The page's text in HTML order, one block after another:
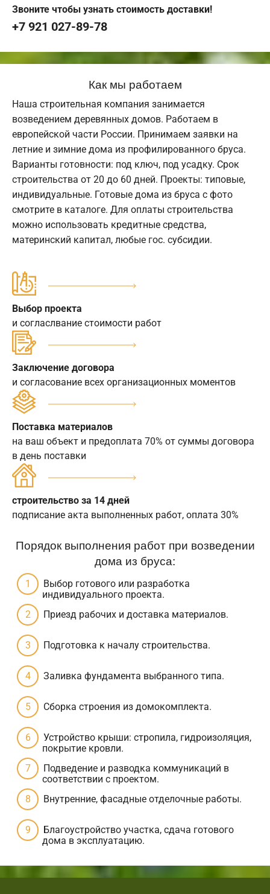
Звоните чтобы узнать стоимость доставки!
+7 921 027-89-78
Как мы работаем
Наша строительная компания занимается
возведением деревянных домов. Работаем в
европейской части России. Принимаем заявки на
летние и зимние дома из профилированного бруса.
Варианты готовности: под ключ, под усадку. Срок
строительства от 20 до 60 дней. Проекты: типовые,
индивидуальные. Готовые дома из бруса с фото
смотрите в каталоге. Для оплаты строительства
можно использовать кредитные средства,
материнский капитал, любые гос. субсидии.
Выбор проекта
и согласлвание стоимости работ
Заключение договора
и согласование всех организационных моментов
Поставка материалов
на ваш объект и предоплата 70% от суммы договора
в день поставки
строительство за 14 дней
подписание акта выполненных работ, оплата 30%
Порядок выполнения работ при возведении
дома из бруса:
Выбор готового или разработка
индивидуального проекта.
Приезд рабочих и доставка материалов.
Подготовка к началу строительства.
Заливка фундамента выбранного типа.
Сборка строения из домокомплекта.
Устройство крыши: стропила, гидроизоляция,
покрытие кровли.
Подведение и разводка коммуникаций в
соответствии с проектом.
Внутренние, фасадные отделочные работы.
Благоустройство участка, сдача готового
дома в эксплуатацию.